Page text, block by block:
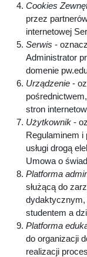
Cookies
przez
internetowej
Serwis -
Administrator
domenie
Urządzenie -
stron
Użytkownik -
Regulaminem
usługi drogą
Umowa o
Platforma
służącą do
dydaktycznym,
studentem a
Platforma
do organizacji
realizacji